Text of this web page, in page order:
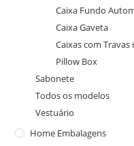
Caixa Fundo
Caixa Gaveta
Caixas com Travas
Pillow Box
Sabonete
Todos os modelos
Vestuário
Home Embalagens